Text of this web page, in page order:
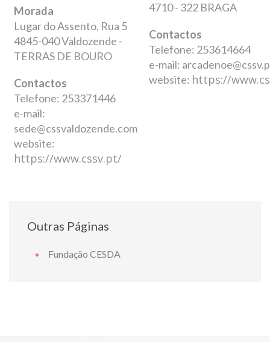
Morada
Lugar do Assento, Rua 5
4845-040 Valdozende -
TERRAS DE BOURO
Contactos
Telefone: 253371446
e-mail:
sede@cssvaldozende.com
website:
https://www.cssv.pt/
4710 - 322 BRAGA
Contactos
Telefone: 253614664
e-mail:
website: https://
Outras Páginas
Fundação CESDA